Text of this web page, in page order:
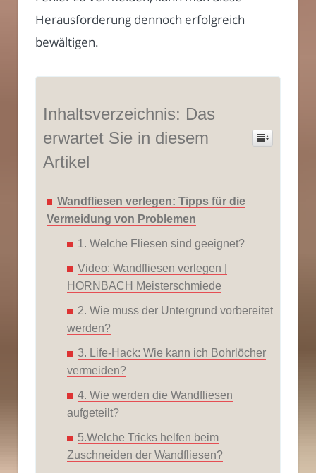
Herausforderung dennoch erfolgreich
bewältigen.
Inhaltsverzeichnis: Das
erwartet Sie in diesem
Artikel
Wandfliesen verlegen: Tipps für die
Vermeidung von Problemen
1. Welche Fliesen sind geeignet?
Video: Wandfliesen verlegen |
HORNBACH Meisterschmiede
2. Wie muss der Untergrund vorbereitet
werden?
3. Life-Hack: Wie kann ich Bohrlöcher
vermeiden?
4. Wie werden die Wandfliesen
aufgeteilt?
5.Welche Tricks helfen beim
Zuschneiden der Wandfliesen?